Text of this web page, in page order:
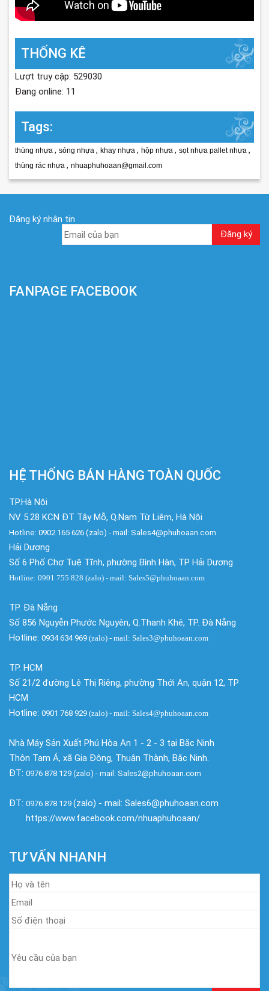
THỐNG KÊ
Lượt truy cập: 529030
Đang online: 11
Tags:
thùng nhựa , sóng nhựa , khay nhựa , hộp nhựa , sọt nhựa pallet nhựa ,
thùng rác nhựa , nhuaphuhoaan@gmail.com
Đăng ký nhận tin
FANPAGE FACEBOOK
HỆ THỐNG BÁN HÀNG TOÀN QUỐC
TP.Hà Nội
NV 5.28 KCN ĐT Tây Mỗ, Q.Nam Từ Liêm, Hà Nội
Hotline: 0902 165 626 (zalo) - mail: Sales4@phuhoaan.com
Hải Dương
Số 6 Phố Chợ Tuệ Tĩnh, phường Bình Hàn, TP Hải Dương
Hotline: 0901 755 828 (zalo) - mail: Sales5@phuhoaan.com
TP. Đà Nẵng
Số 856 Nguyễn Phước Nguyên, Q.Thanh Khê, TP. Đà Nẵng
Hotline: 0934 634 969 (zalo) - mail: Sales3@phuhoaan.com
TP. HCM
Số 21/2 đường Lê Thị Riêng, phường Thới An, quận 12, TP
HCM
Hotline: 0901 768 929 (zalo) - mail: Sales4@phuhoaan.com
Nhà Máy Sản Xuất Phú Hòa An 1 - 2 - 3 tại Bắc Ninh
Thôn Tam Á, xã Gia Đông, Thuận Thành, Bắc Ninh.
ĐT: 0976 878 129 (zalo) - mail: Sales2@phuhoaan.com
ĐT: 0976 878 129 (zalo) - mail: Sales6@phuhoaan.com
https://www.facebook.com/nhuaphuhoaan/
TƯ VẤN NHANH